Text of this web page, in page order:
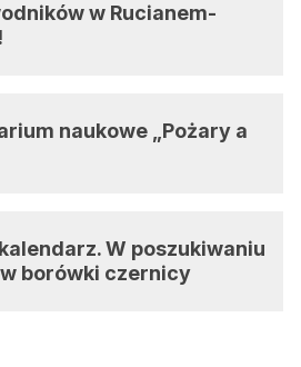
w Rucianem-
naukowe „Pożary a
W poszukiwaniu
borówki czernicy